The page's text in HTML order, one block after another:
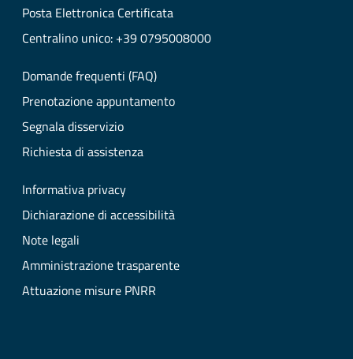
Posta Elettronica Certificata
Centralino unico: +39 0795008000
Domande frequenti (FAQ)
Prenotazione appuntamento
Segnala disservizio
Richiesta di assistenza
Informativa privacy
Dichiarazione di accessibilità
Note legali
Amministrazione trasparente
Attuazione misure PNRR